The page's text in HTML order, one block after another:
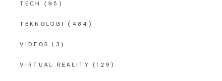
TECH (95)
TEKNOLOGI (484)
VIDEOS (3)
VIRTUAL REALITY (129)